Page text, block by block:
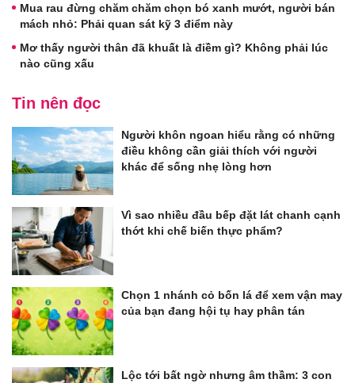
Mua rau đừng chăm chăm chọn bó xanh mướt, người bán
mách nhỏ: Phải quan sát kỹ 3 điểm này
Mơ thấy người thân đã khuất là điềm gì? Không phải lúc
nào cũng xấu
Tin nên đọc
Người khôn ngoan hiểu rằng có những
điều không cần giải thích với người
khác để sống nhẹ lòng hơn
Vì sao nhiều đầu bếp đặt lát chanh cạnh
thớt khi chế biến thực phẩm?
Chọn 1 nhánh cỏ bốn lá để xem vận may
của bạn đang hội tụ hay phân tán
Lộc tới bất ngờ nhưng âm thầm: 3 con